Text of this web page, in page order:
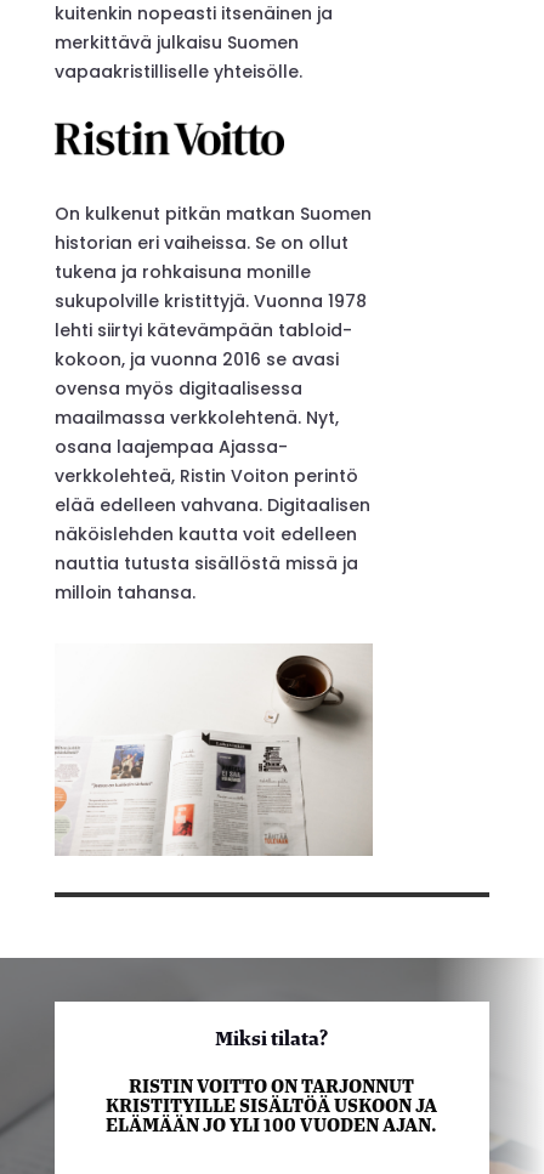
kuitenkin nopeasti itsenäinen ja
merkittävä julkaisu Suomen
vapaakristilliselle yhteisölle.
On kulkenut pitkän matkan Suomen
historian eri vaiheissa. Se on ollut
tukena ja rohkaisuna monille
sukupolville kristittyjä. Vuonna 1978
lehti siirtyi kätevämpään tabloid-
kokoon, ja vuonna 2016 se avasi
ovensa myös digitaalisessa
maailmassa verkkolehtenä. Nyt,
osana laajempaa Ajassa-
verkkolehteä, Ristin Voiton perintö
elää edelleen vahvana. Digitaalisen
näköislehden kautta voit edelleen
nauttia tutusta sisällöstä missä ja
milloin tahansa.
Miksi tilata?
RISTIN VOITTO ON TARJONNUT
KRISTITYILLE SISÄLTÖÄ USKOON JA
ELÄMÄÄN JO YLI 100 VUODEN AJAN.